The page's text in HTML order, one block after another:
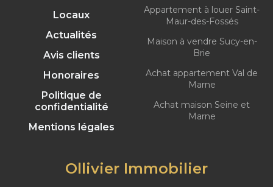
Locaux
Actualités
Avis clients
Honoraires
Politique de
confidentialité
Mentions légales
Appartement à louer Saint-
Maur-des-Fossés
Maison à vendre Sucy-en-
Brie
Achat appartement Val de
Marne
Achat maison Seine et
Marne
Ollivier Immobilier